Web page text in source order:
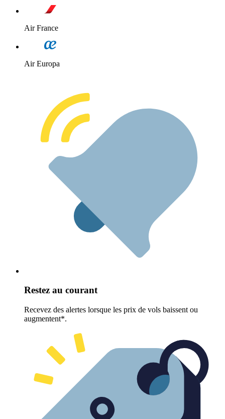
Air France
Air Europa
Restez au courant
Recevez des alertes lorsque les prix de vols baissent ou
augmentent*.